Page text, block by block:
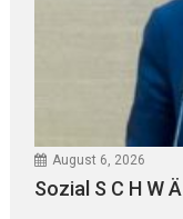
August 6, 2026
Sozial S C H W